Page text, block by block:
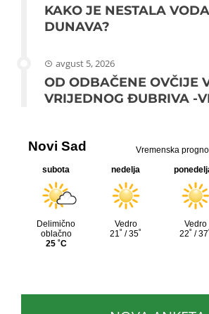
KAKO JE NESTALA
DUNAVA?
avgust 5, 2026
OD ODBAČENE OVČIJE
VRIJEDNOG ĐUBRIVA -